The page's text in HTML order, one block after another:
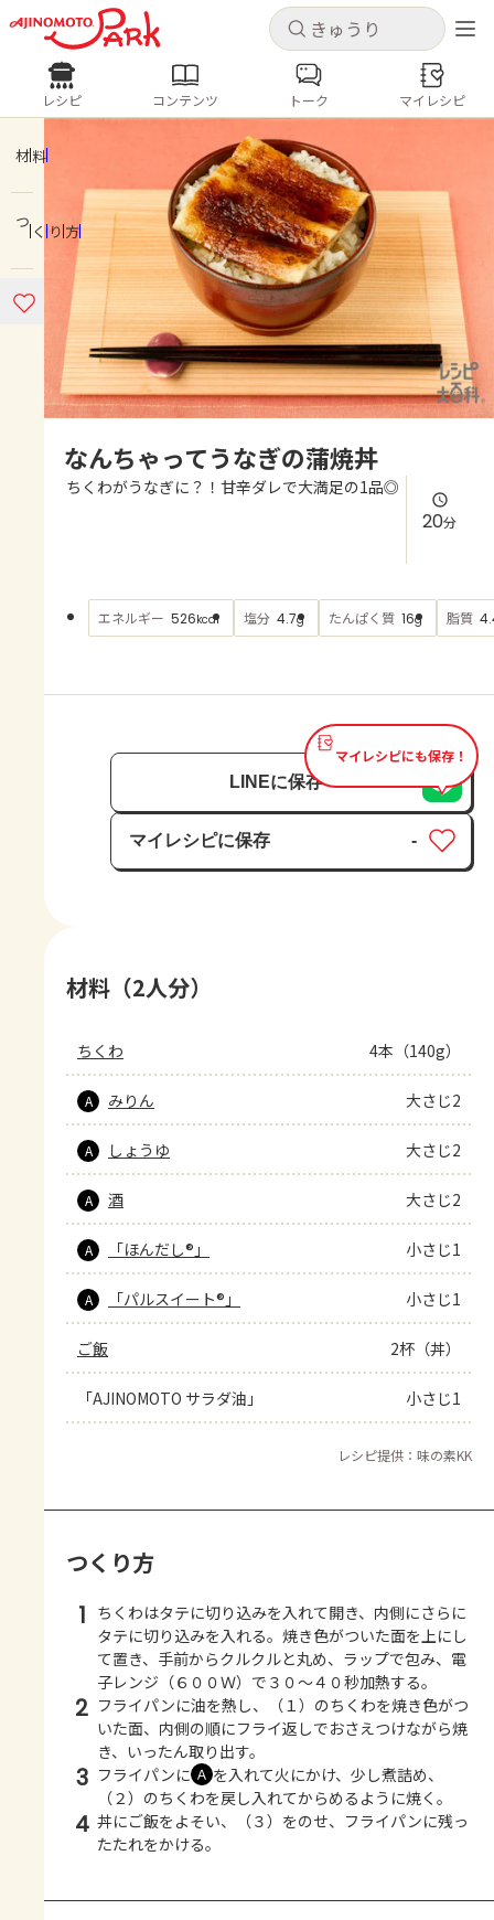
キャンセル
ログインするとレシピを保存できます
新規登録
ホーム
コンテンツ
レシピ
よくあるお問い合わせ
AJINOMOTO PARK とは
キャンセル
レシピ コンテンツ
人気の食材・レシピ
きゅうり なす トマト
とうもろこし
ピーマン
みょうが ゴーヤ
レシピ コンテンツ トーク マイレシピ
材料
つくり方
なんちゃってうなぎの蒲焼丼
ちくわがうなぎに？！甘辛ダレで大満足の1品◎
20分
エネルギー 526kcal 塩分 4.7g たんぱく質 16g 脂質
マイレシピにも保存！
LINEに保存
マイレシピに保存
保存済み
-
材料（2人分）
ちくわ 4本（140g）
A みりん 大さじ2
A しょうゆ 大さじ2
A 酒 大さじ2
A 「ほんだし®」 小さじ1
A 「パルスイート®」 小さじ1
ご飯 2杯（丼）
「AJINOMOTO サラダ油」 小さじ1
レシピ提供：味の素KK
つくり方
1 ちくわはタテに切り込みを入れて開き、内側にさらに
タテに切り込みを入れる。焼き色がついた面を上にし
て置き、手前からクルクルと丸め、ラップで包み、電
子レンジ（６００Ｗ）で３０～４０秒加熱する。
2 フライパンに油を熱し、（１）のちくわを焼き色がつ
いた面、内側の順にフライ返しでおさえつけながら焼
き、いったん取り出す。
3 フライパンに Ａ を入れて火にかけ、少し煮詰め、
（２）のちくわを戻し入れてからめるように焼く。
4 丼にご飯をよそい、（３）をのせ、フライパンに残っ
たたれをかける。